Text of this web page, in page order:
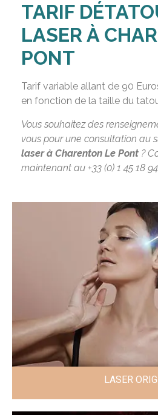
TARIF
LASER À
PONT
Tarif variable allant de 90
en fonction de la taille du
Vous souhaitez des
vous pour une consultation au
laser à Charenton Le Pont ?
maintenant au +33 (0) 1 45 18
LASER